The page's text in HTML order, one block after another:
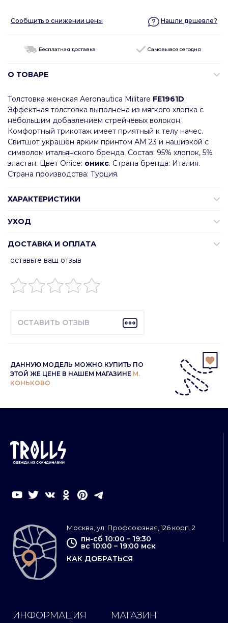
Сообщить о снижении цены Нашли дешевле?
Бесплатная доставка Самовывоз сегодня
О ТОВАРЕ
Толстовка женская Aeronautica Militare FE1961D.
Эффектная толстовка выполнена из мягкого хлопка с
небольшим добавлением стрейчевых волокон.
Комфортный трикотаж имеет приятный к телу начес.
Свитшот украшен ярким принтом АМ 23 и нашивкой с
символом итальянского бренда. Состав: 95% хлопок, 5%
эластан. Цвет Onice: оникс. Страна бренда: Италия.
Страна производства: Турция.
ХАРАКТЕРИСТИКИ
УХОД
ДОСТАВКА И ОПЛАТА
оставьте ваш отзыв
ОСТАВИТЬ ОТЗЫВ
ДАННУЮ МОДЕЛЬ МОЖНО КУПИТЬ ПО
ЭТОЙ ЖЕ ЦЕНЕ В НАШЕМ МАГАЗИНЕ М.
КОНЬКОВО
ИНФОРМАЦИЯ МАГАЗИН
Москва, ул. Профсоюзная, 126 корп. 2
пн-сб 10:00 – 19:30
вс 10:00 – 19:00 мск
КАК ДОБРАТЬСЯ